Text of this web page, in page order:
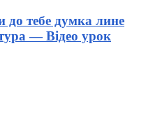
до тебе думка лине
— Відео урок